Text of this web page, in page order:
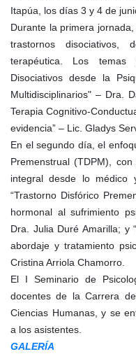
Itapúa, los días 3 y 4 de
Durante la primera
trastornos disociativos,
terapéutica. Los temas
Disociativos desde la
Multidisciplinarios" – Dra.
Terapia Cognitivo-
evidencia” – Lic. Gladys
En el segundo día, el
Premenstrual (TDPM),
integral desde lo médico
“Trastorno Disfórico
hormonal al sufrimiento
Dra. Julia Duré Amarilla; y
abordaje y tratamiento
Cristina Arriola Chamorro.
El I Seminario de
docentes de la Carrera
Ciencias Humanas, y se
a los asistentes.
GALERÍA